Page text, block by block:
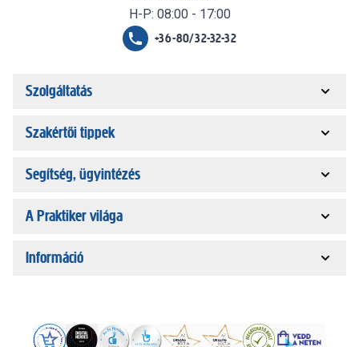
H-P: 08:00 - 17:00
+36-80/32-32-32
Szolgáltatás
Szakértői tippek
Segítség, ügyintézés
A Praktiker világa
Információ